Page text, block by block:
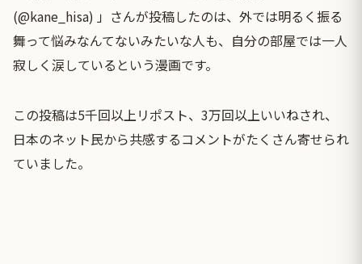
(@kane_hisa) 」さんが投稿したのは、外では明るく振る
舞って悩みなんてないみたいな人も、自分の部屋では一人
寂しく涙しているという漫画です。
この投稿は5千回以上リポスト、3万回以上いいねされ、
日本のネット民から共感するコメントがたくさん寄せられ
ていました。